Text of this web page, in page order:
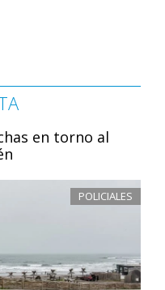
en torno al
POLICIALES